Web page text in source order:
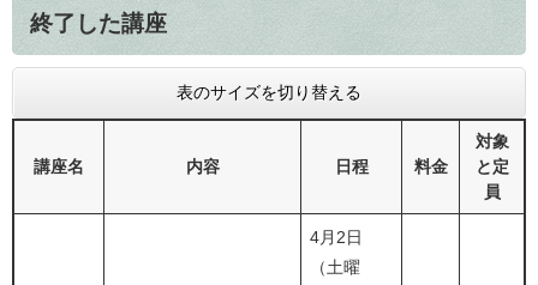
終了した講座
表のサイズを切り替える
講座名 内容 日程 料金
対象
と定
員
4月2日
（土曜